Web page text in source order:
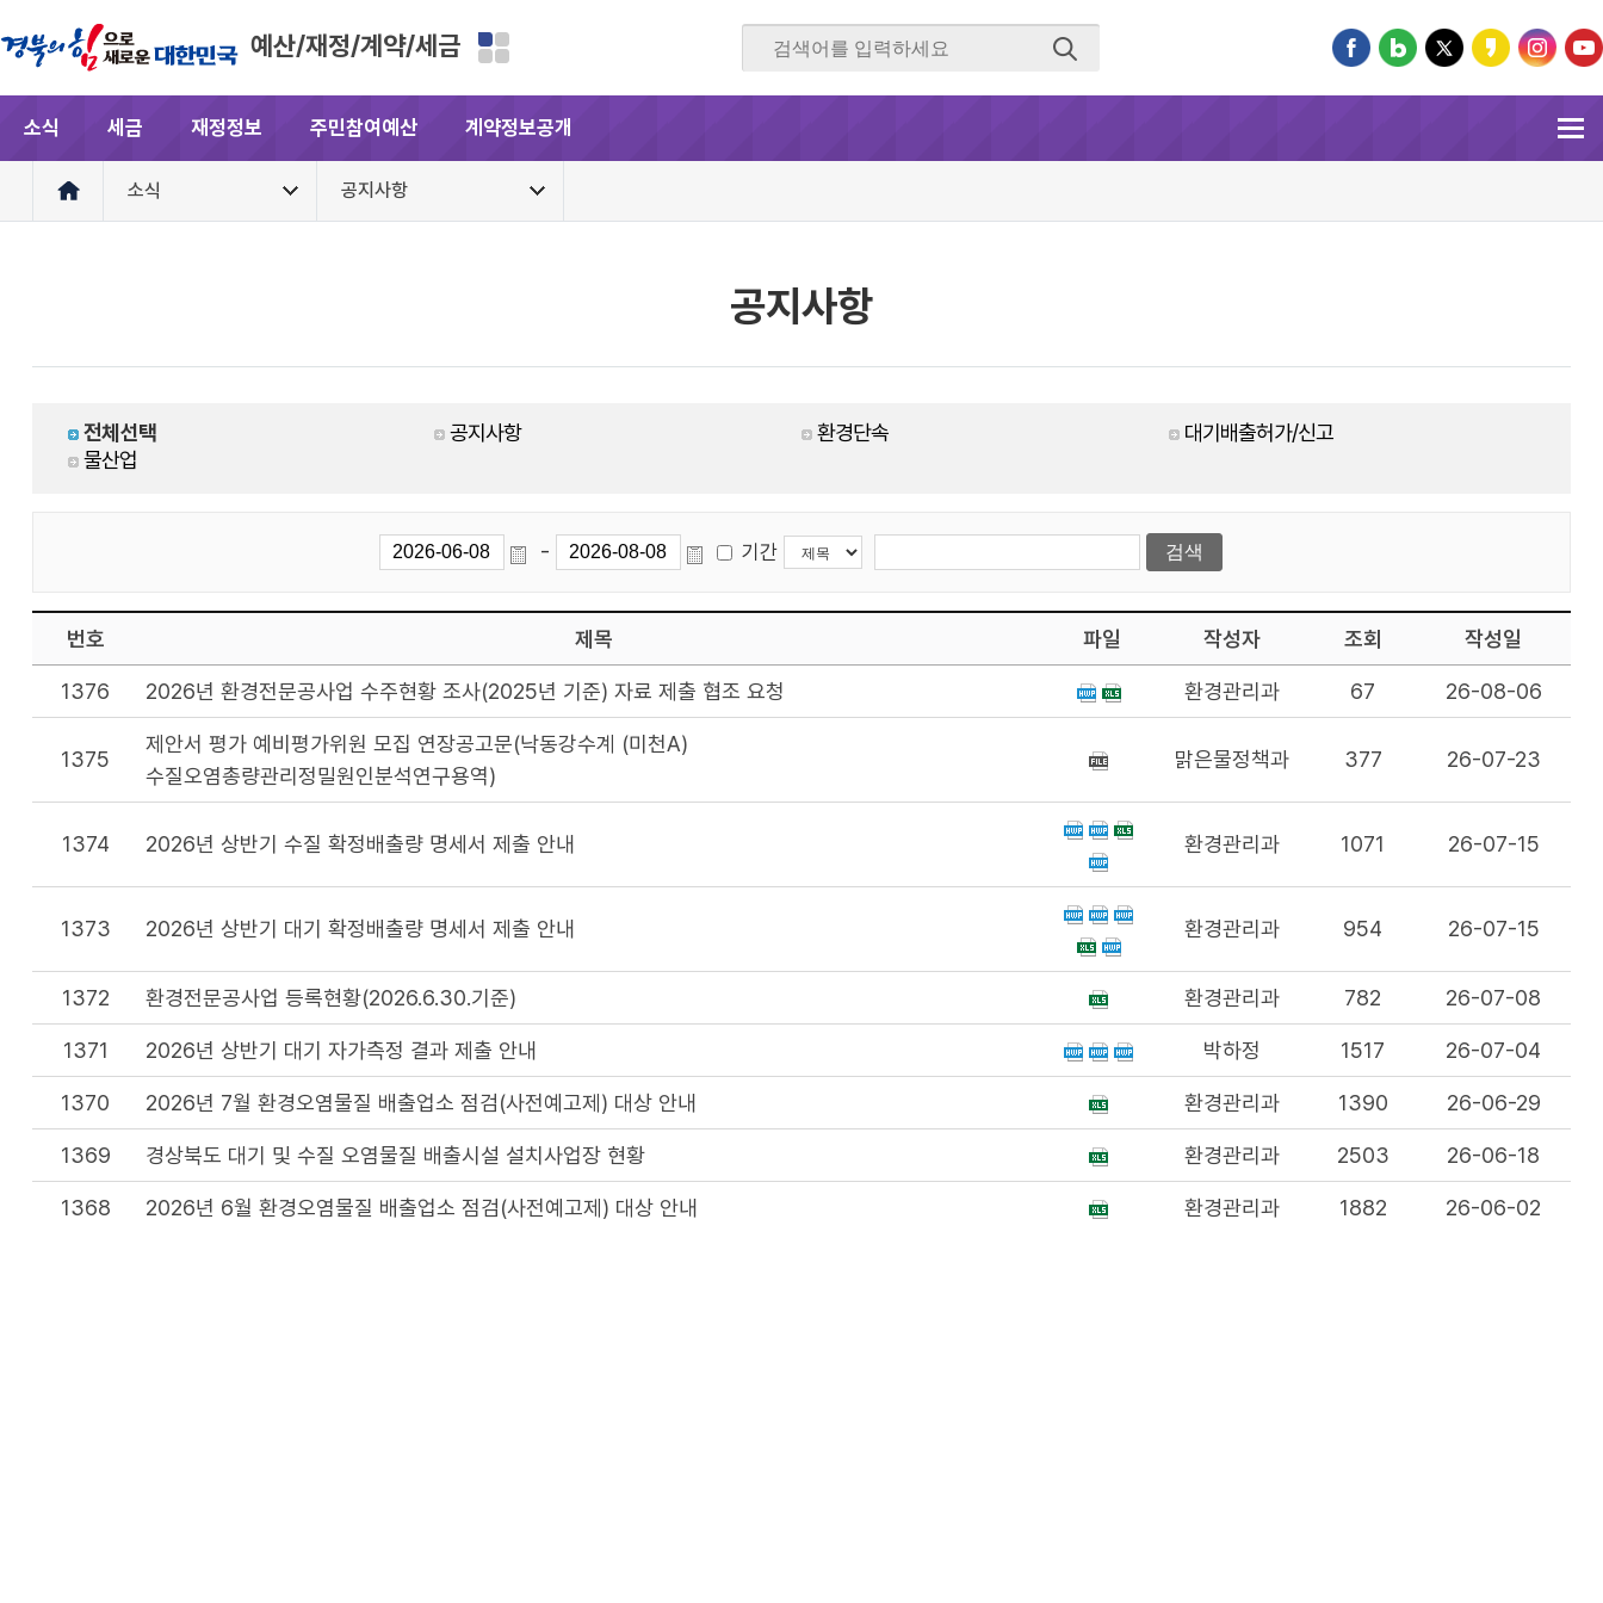
예산/재정/계약/세금
소식 세금 재정정보 주민참여예산 계약정보공개
소식 공지사항
공지사항
전체선택 공지사항 환경단속
대기배출허가/신고
물산업
- 기간
번호 제목 파일 작성자 조회 작성일
1376 2026년 환경전문공사업 수주현황 조사(2025년 기준) 자료 제출 협조 요청 환경관리과 67 26-08-06
1375
제안서 평가 예비평가위원 모집 연장공고문(낙동강수계 (미천A)
수질오염총량관리정밀원인분석연구용역)
맑은물정책과 377 26-07-23
1374 2026년 상반기 수질 확정배출량 명세서 제출 안내 환경관리과 1071 26-07-15
1373 2026년 상반기 대기 확정배출량 명세서 제출 안내 환경관리과 954 26-07-15
1372 환경전문공사업 등록현황(2026.6.30.기준) 환경관리과 782 26-07-08
1371 2026년 상반기 대기 자가측정 결과 제출 안내 박하정 1517 26-07-04
1370 2026년 7월 환경오염물질 배출업소 점검(사전예고제) 대상 안내 환경관리과 1390 26-06-29
1369 경상북도 대기 및 수질 오염물질 배출시설 설치사업장 현황 환경관리과 2503 26-06-18
1368 2026년 6월 환경오염물질 배출업소 점검(사전예고제) 대상 안내 환경관리과 1882 26-06-02